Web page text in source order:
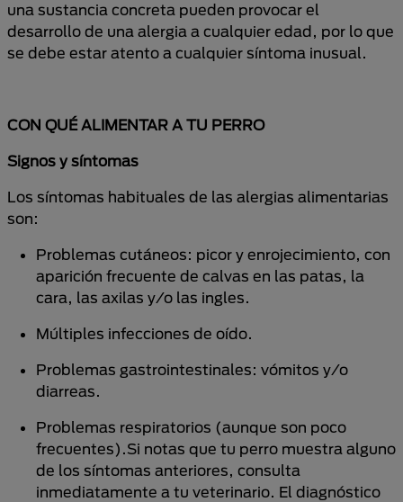
una sustancia concreta pueden provocar el
desarrollo de una alergia a cualquier edad, por lo que
se debe estar atento a cualquier síntoma inusual.
CON QUÉ ALIMENTAR A TU PERRO
Signos y síntomas
Los síntomas habituales de las alergias alimentarias
son:
Problemas cutáneos: picor y enrojecimiento, con
aparición frecuente de calvas en las patas, la
cara, las axilas y/o las ingles.
Múltiples infecciones de oído.
Problemas gastrointestinales: vómitos y/o
diarreas.
Problemas respiratorios (aunque son poco
frecuentes).Si notas que tu perro muestra alguno
de los síntomas anteriores, consulta
inmediatamente a tu veterinario. El diagnóstico